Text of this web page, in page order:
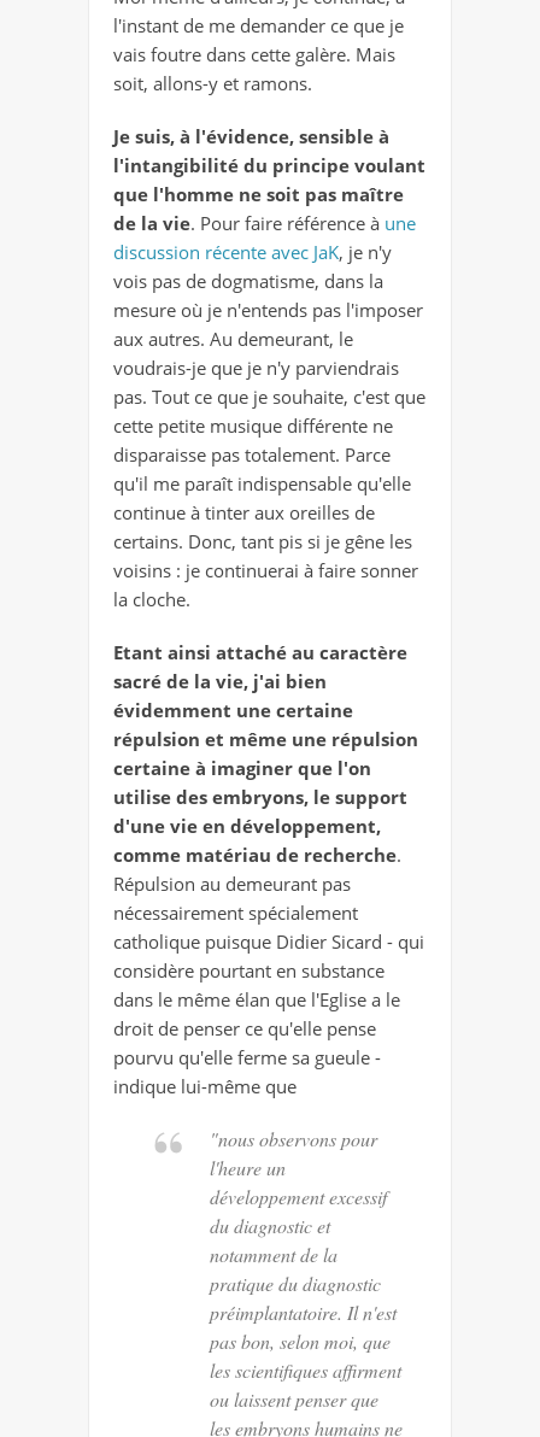
l'instant de me demander ce que je
vais foutre dans cette galère. Mais
soit, allons-y et ramons.
Je suis, à l'évidence, sensible à
l'intangibilité du principe voulant
que l'homme ne soit pas maître
de la vie. Pour faire référence à une
discussion récente avec JaK, je n'y
vois pas de dogmatisme, dans la
mesure où je n'entends pas l'imposer
aux autres. Au demeurant, le
voudrais-je que je n'y parviendrais
pas. Tout ce que je souhaite, c'est que
cette petite musique différente ne
disparaisse pas totalement. Parce
qu'il me paraît indispensable qu'elle
continue à tinter aux oreilles de
certains. Donc, tant pis si je gêne les
voisins : je continuerai à faire sonner
la cloche.
Etant ainsi attaché au caractère
sacré de la vie, j'ai bien
évidemment une certaine
répulsion et même une répulsion
certaine à imaginer que l'on
utilise des embryons, le support
d'une vie en développement,
comme matériau de recherche.
Répulsion au demeurant pas
nécessairement spécialement
catholique puisque Didier Sicard - qui
considère pourtant en substance
dans le même élan que l'Eglise a le
droit de penser ce qu'elle pense
pourvu qu'elle ferme sa gueule -
indique lui-même que
"nous observons pour
l'heure un
développement excessif
du diagnostic et
notamment de la
pratique du diagnostic
préimplantatoire. Il n'est
pas bon, selon moi, que
les scientifiques affirment
ou laissent penser que
les embryons humains ne